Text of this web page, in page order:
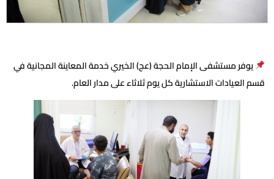
يوفر مستشفى الإمام الحجة (عج) الخيري خدمة المعاينة المجانية في
قسم العيادات الاستشارية كل يوم ثلاثاء على مدار العام.